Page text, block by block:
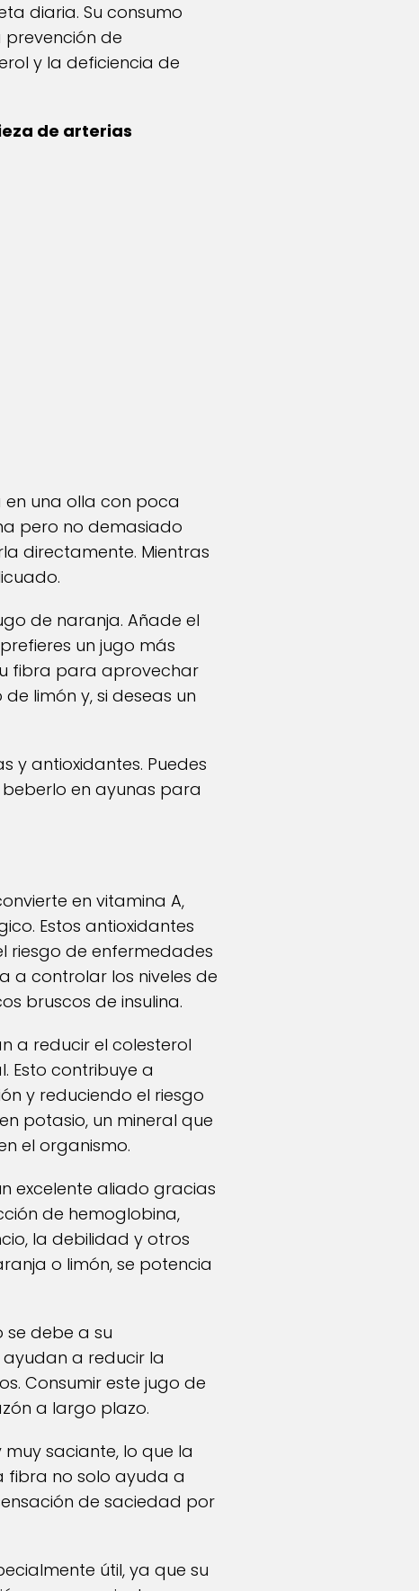
diaria. Su consumo
de
y la deficiencia de
de arterias
una olla con poca
pero no demasiado
directamente. Mientras
de naranja. Añade el
un jugo más
fibra para aprovechar
limón y, si deseas un
y antioxidantes. Puedes
en ayunas para
en vitamina A,
Estos antioxidantes
riesgo de enfermedades
a controlar los niveles de
bruscos de insulina.
a reducir el colesterol
Esto contribuye a
y reduciendo el riesgo
potasio, un mineral que
el organismo.
excelente aliado gracias
de hemoglobina,
la debilidad y otros
o limón, se potencia
debe a su
a reducir la
Consumir este jugo de
a largo plazo.
saciante, lo que la
fibra no solo ayuda a
de saciedad por
útil, ya que su